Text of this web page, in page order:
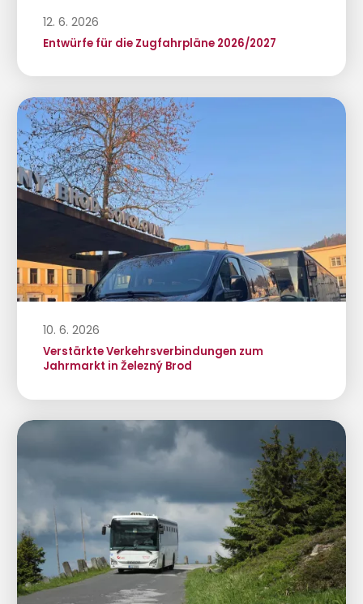
12. 6. 2026
Entwürfe für die Zugfahrpläne 2026/2027
10. 6. 2026
Verstärkte Verkehrsverbindungen zum
Jahrmarkt in Železný Brod